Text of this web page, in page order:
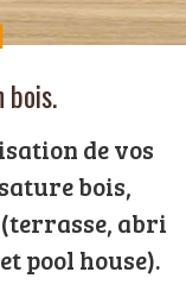
bois.
de vos
bois,
abri
pool house).